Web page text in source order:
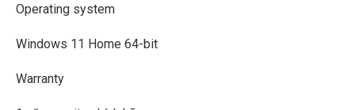
Operating system
Windows 11 Home 64-bit
Warranty